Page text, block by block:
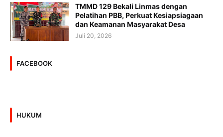
TMMD 129 Bekali Linmas dengan
Pelatihan PBB, Perkuat Kesiapsiagaan
dan Keamanan Masyarakat Desa
Juli 20, 2026
FACEBOOK
HUKUM